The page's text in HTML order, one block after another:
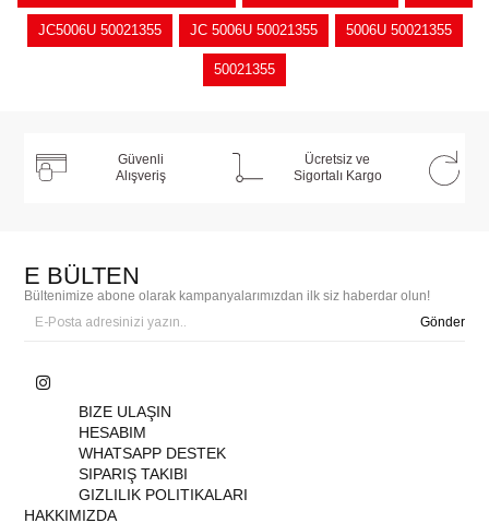
JC5006U 50021355 JC 5006U 50021355 5006U 50021355
50021355
Güvenli
Alışveriş
Ücretsiz ve
Sigortalı Kargo
E BÜLTEN
Bültenimize abone olarak kampanyalarımızdan ilk siz haberdar olun!
Gönder
BIZE ULAŞIN
HESABIM
WHATSAPP DESTEK
SIPARIŞ TAKIBI
GIZLILIK POLITIKALARI
HAKKIMIZDA